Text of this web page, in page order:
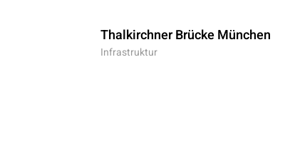
Thalkirchner Brücke München
Infrastruktur